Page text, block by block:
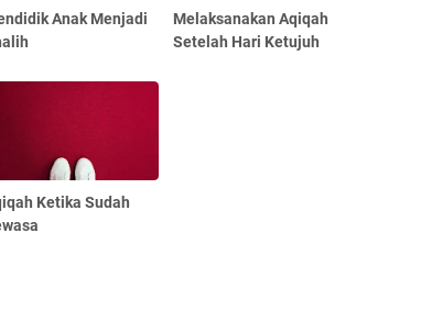
Anak Menjadi
Melaksanakan Aqiqah
Setelah Hari Ketujuh
Ketika Sudah